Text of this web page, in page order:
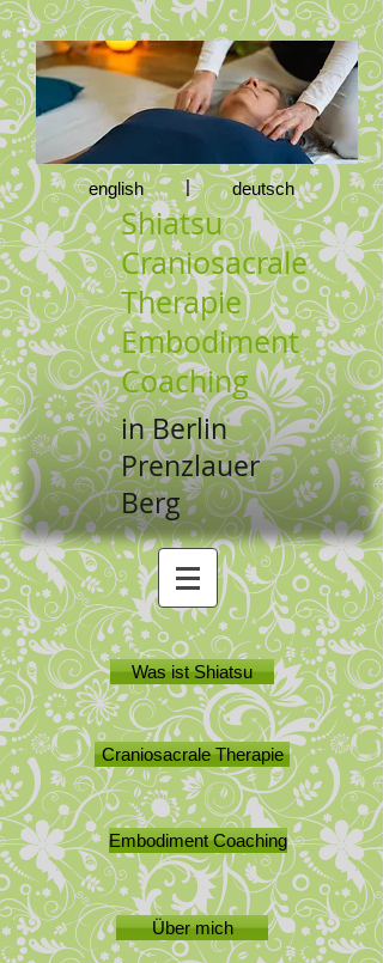
english | deutsch
Shiatsu
Craniosacrale
Therapie
Embodiment
Coaching
in Berlin
Prenzlauer
Berg
Was ist Shiatsu
Craniosacrale Therapie
Embodiment Coaching
Über mich